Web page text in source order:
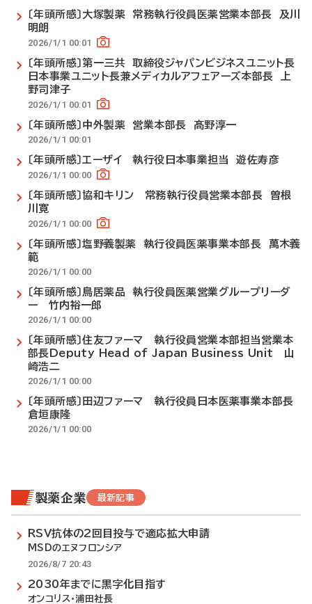
〔年頭所感〕大塚製薬 常務執行役員医薬営業本部長 及川
明朗
2026/1/1 00:01
〔年頭所感〕第一三共 取締役ジャパンビジネスユニット長
日本事業ユニット長兼メディカルアフェアーズ本部長 上
野司津子
2026/1/1 00:01
〔年頭所感〕中外製薬 営業本部長 髙野淳一
2026/1/1 00:01
〔年頭所感〕エーザイ 執行役日本事業担当 遊佐寿彦
2026/1/1 00:00
〔年頭所感〕協和キリン 常務執行役員営業本部長 曽根
川寛
2026/1/1 00:00
〔年頭所感〕塩野義製薬 執行役員医薬事業本部長 萬木義
範
2026/1/1 00:00
〔年頭所感〕鳥居薬品 執行役員医薬営業グループリーダ
ー 竹内裕一郎
2026/1/1 00:00
〔年頭所感〕住友ファーマ 執行役員営業本部担当営業本
部長Deputy Head of Japan Business Unit 山
崎浩二
2026/1/1 00:00
〔年頭所感〕田辺ファーマ 執行役員日本医薬事業本部長
倉垣康隆
2026/1/1 00:00
製薬企業 最新記事
RSV抗体の2回目投与で適応拡大申請
MSDのエヌフロンシア
2026/8/7 20:43
2030年までに黒字化目指す
オンコリス・浦田社長